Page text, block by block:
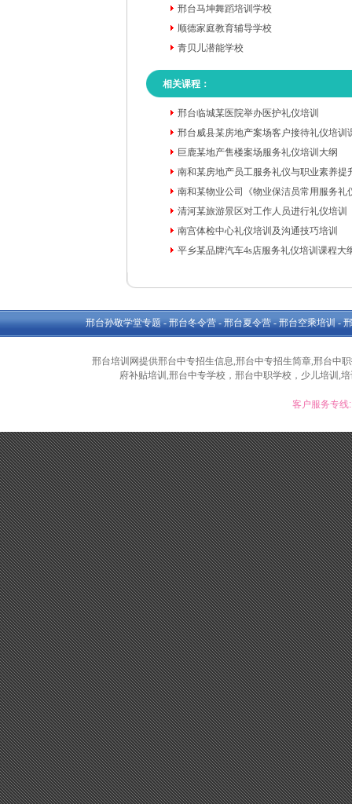
邢台马坤舞蹈培训学校
顺德家庭教育辅导学校
青贝儿潜能学校
相关课程：
邢台临城某医院举办医护礼仪培训
邢台威县某房地产案场客户接待礼仪培训
巨鹿某地产售楼案场服务礼仪培训大纲
南和某房地产员工服务礼仪与职业素养提
南和某物业公司《物业保洁员常用服务礼
清河某旅游景区对工作人员进行礼仪培训
南宫体检中心礼仪培训及沟通技巧培训
平乡某品牌汽车4s店服务礼仪培训课程大
邢台孙敬学堂专题 - 邢台冬令营 - 邢台夏令营 - 邢台空乘培训 -
邢台培训网提供邢台中专招生信息,邢台中专招生简章,邢台中
府补贴培训,邢台中专学校，邢台中职学校，少儿培训,
客户服务专